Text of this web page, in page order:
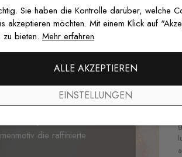
Pink Blumen
weichen Vintage-Tönen, mit
einem makellosen weißen
erzeugt. Salbeigrünes
verblasste
für Hauptschlafzimmer,
die raffinierte
Sie haben die Kontrolle darüber, welche
akzeptieren möchten. Mit einem Klick auf
bieten. Mehr erfahren
ALLE AKZEPTIEREN
EINSTELLUNGEN